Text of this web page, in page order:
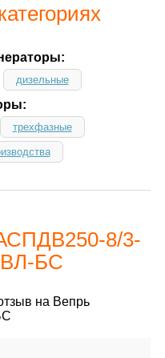
дизельные
трехфазные
8/3-
ВЛ-БС
на Вепрь